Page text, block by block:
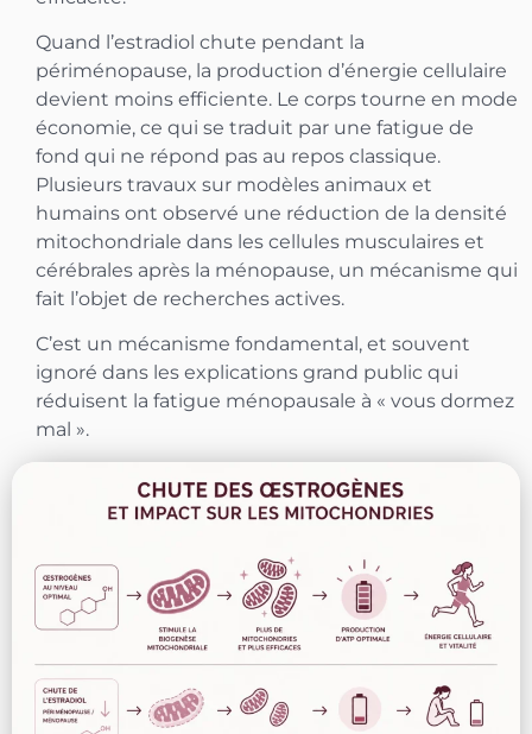
Quand l’estradiol chute pendant la
périménopause, la production d’énergie cellulaire
devient moins efficiente. Le corps tourne en mode
économie, ce qui se traduit par une fatigue de
fond qui ne répond pas au repos classique.
Plusieurs travaux sur modèles animaux et
humains ont observé une réduction de la densité
mitochondriale dans les cellules musculaires et
cérébrales après la ménopause, un mécanisme qui
fait l’objet de recherches actives.
C’est un mécanisme fondamental, et souvent
ignoré dans les explications grand public qui
réduisent la fatigue ménopausale à « vous dormez
mal ».